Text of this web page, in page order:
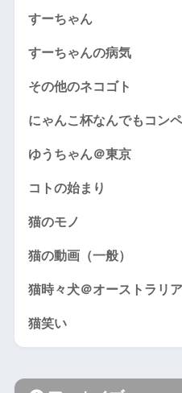
すーちゃん
すーちゃんの病気
その他のネコゴト
にゃんこ杯なんでもコンペ
ゆうちゃん＠東京
コトの始まり
猫のモノ
猫の動画（一般）
猫時々犬＠オーストラリア
猫笑い